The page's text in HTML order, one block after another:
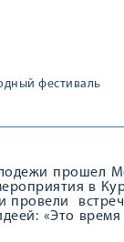
фестиваль
прошел
в
«Это